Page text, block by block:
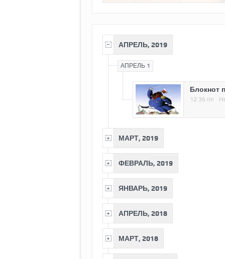
АПРЕЛЬ, 2019
АПРЕЛЬ 1
Блокнот
12:36 пп
МАРТ, 2019
ФЕВРАЛЬ, 2019
ЯНВАРЬ, 2019
АПРЕЛЬ, 2018
МАРТ, 2018